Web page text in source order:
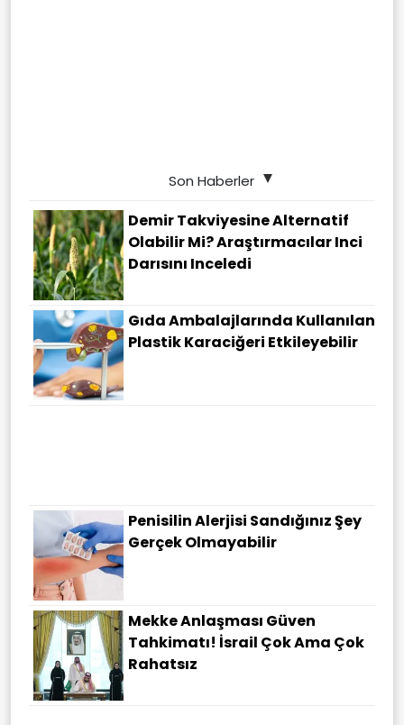
Son Haberler
Demir Takviyesine Alternatif
Olabilir Mi? Araştırmacılar Inci
Darısını Inceledi
Gıda Ambalajlarında Kullanılan
Plastik Karaciğeri Etkileyebilir
Penisilin Alerjisi Sandığınız Şey
Gerçek Olmayabilir
Mekke Anlaşması Güven
Tahkimatı! İsrail Çok Ama Çok
Rahatsız